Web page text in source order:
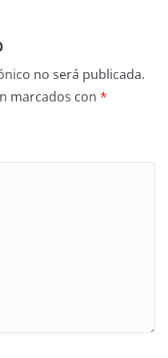
no será publicada.
marcados con *